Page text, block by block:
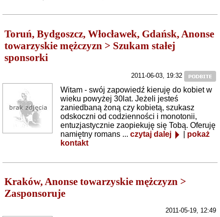
Toruń, Bydgoszcz, Włocławek, Gdańsk, Anonse
towarzyskie mężczyzn > Szukam stałej
sponsorki
2011-06-03, 19:32
Witam - swój zapowiedź kieruję do kobiet w
wieku powyżej 30lat. Jeżeli jesteś
zaniedbaną żoną czy kobietą, szukasz
odskoczni od codzienności i monotonii,
entuzjastycznie zaopiekuję się Tobą. Oferuję
namiętny romans ... czytaj dalej
pokaż
kontakt
Kraków, Anonse towarzyskie mężczyzn >
Zasponsoruje
2011-05-19, 12:49